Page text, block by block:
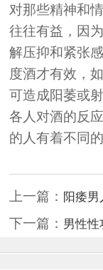
对那些精神和
往往有益，因
解压抑和紧张
度酒才有效，
可造成阳萎或
各人对酒的反
的人有着不同的
上一篇： 阳痿男
下一篇： 男性